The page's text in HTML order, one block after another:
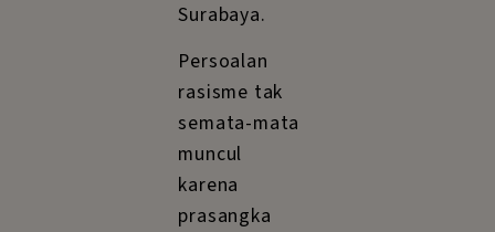
Surabaya.
Persoalan
rasisme tak
semata-mata
muncul
karena
prasangka